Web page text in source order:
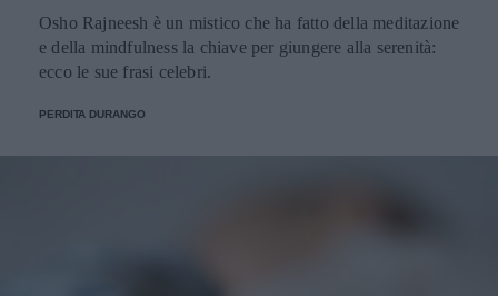
Osho Rajneesh è un mistico che ha fatto della meditazione
e della mindfulness la chiave per giungere alla serenità:
ecco le sue frasi celebri.
PERDITA DURANGO